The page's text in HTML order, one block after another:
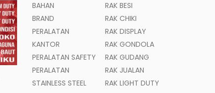
BAHAN
BRAND
PERALATAN
KANTOR
PERALATAN SAFETY
PERALATAN
STAINLESS STEEL
RAK BESI
RAK CHIKI
RAK DISPLAY
RAK GONDOLA
RAK GUDANG
RAK JUALAN
RAK LIGHT DUTY